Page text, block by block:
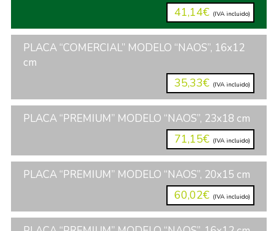
41,14€ (IVA incluido)
PLACA “COMERCIAL” MODELO “NAOS”, 16x12
cm
35,33€ (IVA incluido)
PLACA “PREMIUM” MODELO “NAOS”, 23x18 cm
71,15€ (IVA incluido)
PLACA “PREMIUM” MODELO “NAOS”, 20x15 cm
60,02€ (IVA incluido)